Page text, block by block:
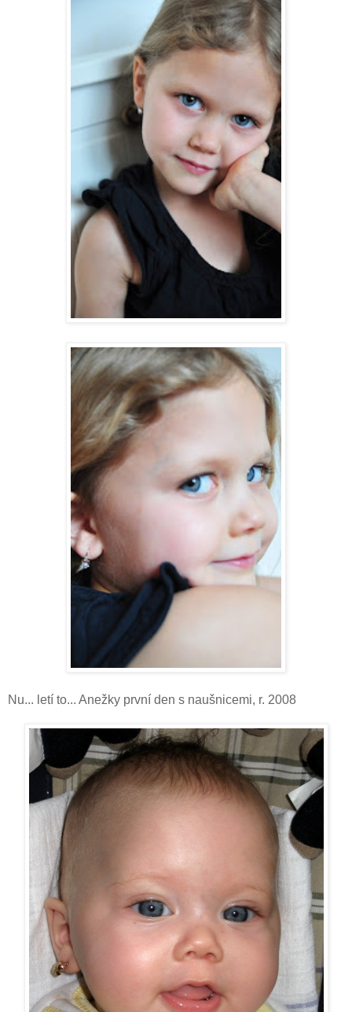
Nu... letí to... Anežky první den s naušnicemi, r. 2008